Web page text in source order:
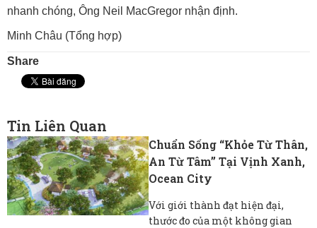
nhanh chóng, Ông Neil MacGregor nhận định.
Minh Châu (Tổng hợp)
Share
Tin Liên Quan
Chuẩn Sống “khỏe Từ Thân,
An Từ Tâm” Tại Vịnh Xanh,
Ocean City
Với giới thành đạt hiện đại,
thước đo của một không gian